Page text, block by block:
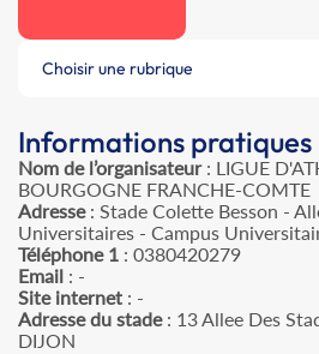
Choisir une rubrique
Informations pratiques
Nom de l’organisateur: LIGUE
BOURGOGNE FRANCHE-COMTE
Adresse: Stade Colette Besson -
Universitaires - Campus
Téléphone 1 : 0380420279
Email : -
Site internet : -
Adresse du stade: 13 Allee Des
DIJON